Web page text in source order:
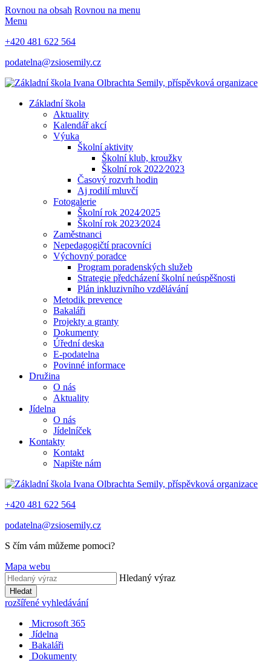
Rovnou na obsah Rovnou na menu
Menu
+420 481 622 564
podatelna@zsiosemily.cz
Základní škola
Aktuality
Kalendář akcí
Výuka
Školní aktivity
Školní klub, kroužky
Školní rok 2022⁄2023
Časový rozvrh hodin
Aj rodilí mluvčí
Fotogalerie
Školní rok 2024⁄2025
Školní rok 2023⁄2024
Zaměstnanci
Nepedagogičtí pracovníci
Výchovný poradce
Program poradenských služeb
Strategie předcházení školní neúspěšnosti
Plán inkluzivního vzdělávání
Metodik prevence
Bakaláři
Projekty a granty
Dokumenty
Úřední deska
E-podatelna
Povinné informace
Družina
O nás
Aktuality
Jídelna
O nás
Jídelníček
Kontakty
Kontakt
Napište nám
+420 481 622 564
podatelna@zsiosemily.cz
S čím vám můžeme pomoci?
Mapa webu
Hledaný výraz
Hledat
rozšířené vyhledávání
Microsoft 365
Jídelna
Bakaláři
Dokumenty